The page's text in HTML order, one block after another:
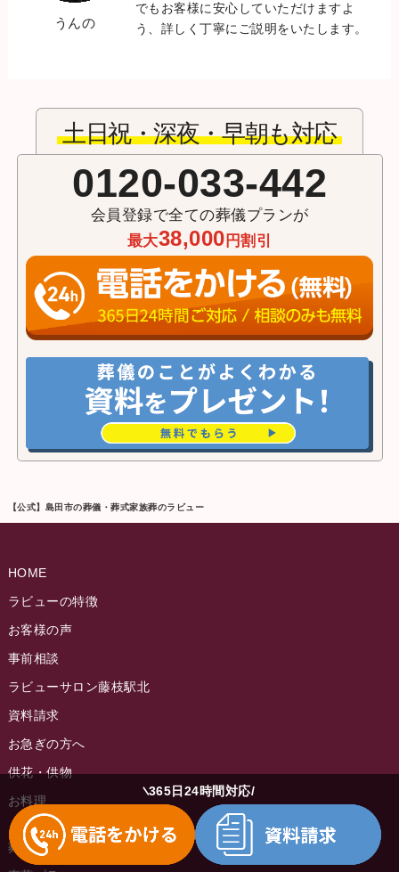
【公式】島田市の葬儀・葬式家族葬のラビュー
うんの
でもお客様に安心していただけますよ
う、詳しく丁寧にご説明をいたします。
土日祝・深夜・早朝も対応
0120-033-442
会員登録で全ての葬儀プランが
最大38,000 円割引
HOME
ラビューの特徴
お客様の声
事前相談
ラビューサロン藤枝駅北
資料請求
お急ぎの方へ
供花・供物
お料理
葬儀費用
365日24時間対応